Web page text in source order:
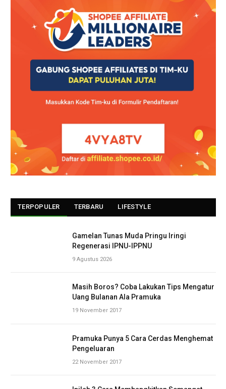
TERPOPULER TERBARU LIFESTYLE
Gamelan Tunas Muda Pringu Iringi
Regenerasi IPNU-IPPNU
9 Agustus 2026
Masih Boros? Coba Lakukan Tips Mengatur
Uang Bulanan Ala Pramuka
19 November 2017
Pramuka Punya 5 Cara Cerdas Menghemat
Pengeluaran
22 November 2017